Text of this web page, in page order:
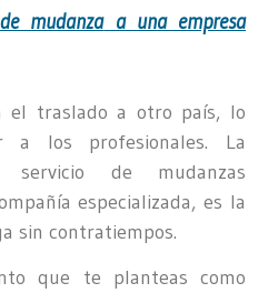
mudanzaa una empresa
el traslado a otro país, lo
a los profesionales. La
de mudanzas
especializada, es la
sin contratiempos.
que te planteas como